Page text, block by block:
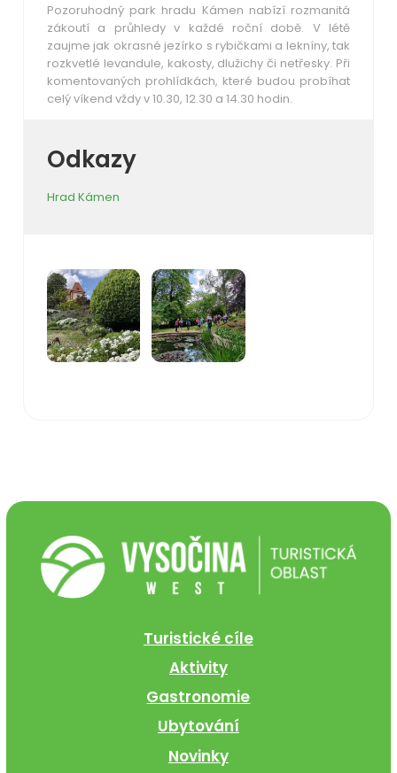
Pozoruhodný park hradu Kámen nabízí rozmanitá
zákoutí a průhledy v každé roční době. V létě
zaujme jak okrasné jezírko s rybičkami a lekníny, tak
rozkvetlé levandule, kakosty, dlužichy či netřesky. Při
komentovaných prohlídkách, které budou probíhat
celý víkend vždy v 10.30, 12.30 a 14.30 hodin.
Odkazy
Hrad Kámen
Turistické cíle
Aktivity
Gastronomie
Ubytování
Novinky